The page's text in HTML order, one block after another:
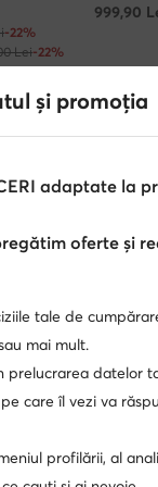
-22%
Lei-22%
999,90
gros cizme
adidasi inalti
și promoția
adaptate la
oferte și
tale de
mai mult.
prelucrarea datelor
care îl vezi va
profilării, al